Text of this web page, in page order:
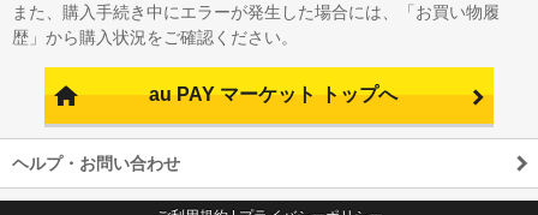
また、購入手続き中にエラーが発生した場合には、「お買い物履
歴」から購入状況をご確認ください。
au PAY マーケット トップへ
ヘルプ・お問い合わせ